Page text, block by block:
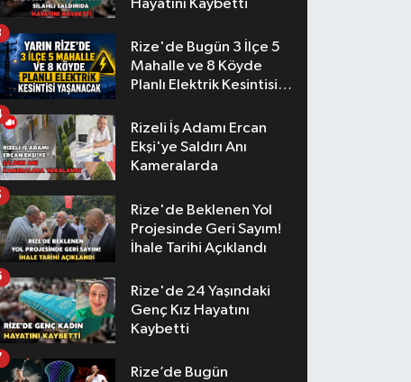
Hayatını Kaybetti
Rize'de Bugün 3 İlçe 5
Mahalle ve 8 Köyde
Planlı Elektrik Kesintisi
Rizeli İş Adamı Ercan
Ekşi'ye Saldırı Anı
Kameralarda
Rize'de Beklenen Yol
Projesinde Geri Sayım!
İhale Tarihi Açıklandı
Rize'de 24 Yaşındaki
Genç Kız Hayatını
Kaybetti
Rize’de Bugün